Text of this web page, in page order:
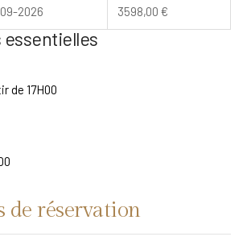
2026 3598,00 €
de 17H00
de réservation